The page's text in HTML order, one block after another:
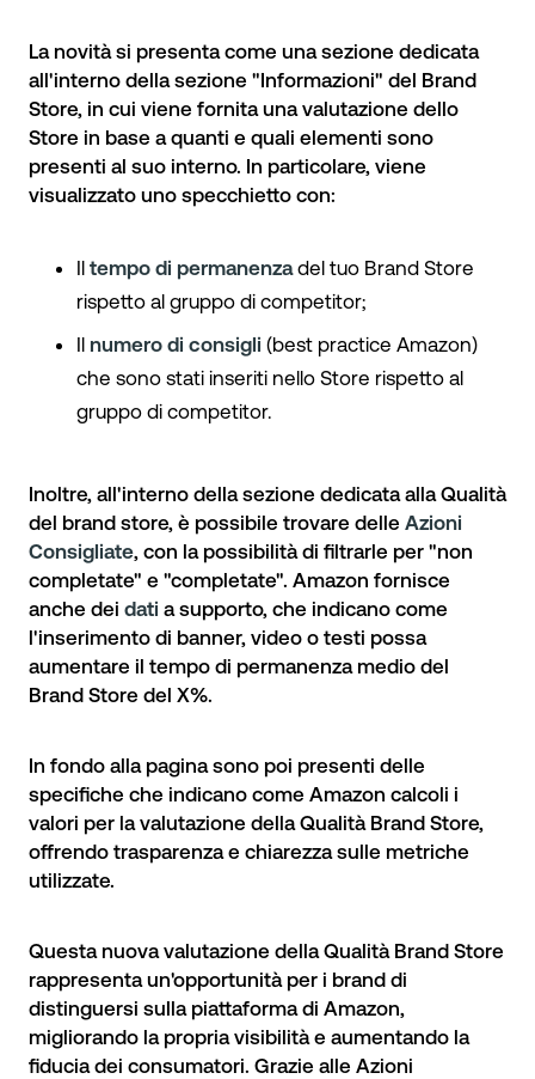
La novità si presenta come una sezione dedicata
all'interno della sezione "Informazioni" del Brand
Store, in cui viene fornita una valutazione dello
Store in base a quanti e quali elementi sono
presenti al suo interno. In particolare, viene
visualizzato uno specchietto con:
Il tempo di permanenzadel tuo Brand Store
rispetto al gruppo di competitor;
Il numero di consigli (best practice Amazon)
che sono stati inseriti nello Store rispetto al
gruppo di competitor.
Inoltre, all'interno della sezione dedicata alla Qualità
del brand store, è possibile trovare delle Azioni
Consigliate, con la possibilità di filtrarle per "non
completate" e "completate". Amazon fornisce
anche dei dati a supporto, che indicano come
l'inserimento di banner, video o testi possa
aumentare il tempo di permanenza medio del
Brand Store del X%.
In fondo alla pagina sono poi presenti delle
specifiche che indicano come Amazon calcoli i
valori per la valutazione della Qualità Brand Store,
offrendo trasparenza e chiarezza sulle metriche
utilizzate.
Questa nuova valutazione della Qualità Brand Store
rappresenta un'opportunità per i brand di
distinguersi sulla piattaforma di Amazon,
migliorando la propria visibilità e aumentando la
fiducia dei consumatori. Grazie alle Azioni